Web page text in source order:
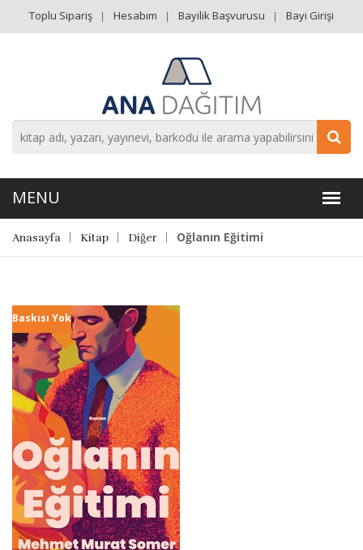
Toplu Sipariş Hesabım Bayilik Başvurusu Bayi Girişi
Anasayfa Kitap Diğer Oğlanın Eğitimi
Baskısı Yok